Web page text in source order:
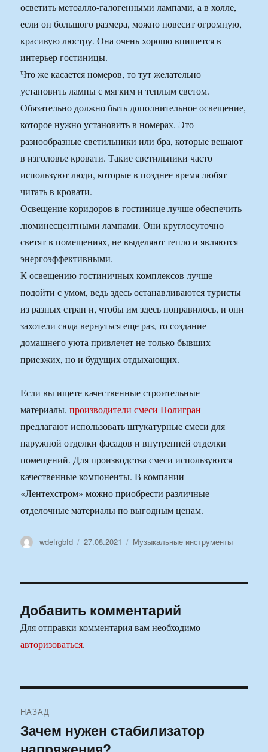
осветить метоалло-галогенными лампами, а в холле,
если он большого размера, можно повесит огромную,
красивую люстру. Она очень хорошо впишется в
интерьер гостиницы.
Что же касается номеров, то тут желательно
установить лампы с мягким и теплым светом.
Обязательно должно быть дополнительное освещение,
которое нужно установить в номерах. Это
разнообразные светильники или бра, которые вешают
в изголовье кровати. Такие светильники часто
используют люди, которые в позднее время любят
читать в кровати.
Освещение коридоров в гостинице лучше обеспечить
люминесцентными лампами. Они круглосуточно
светят в помещениях, не выделяют тепло и являются
энергоэффективными.
К освещению гостиничных комплексов лучше
подойти с умом, ведь здесь останавливаются туристы
из разных стран и, чтобы им здесь понравилось, и они
захотели сюда вернуться еще раз, то создание
домашнего уюта привлечет не только бывших
приезжих, но и будущих отдыхающих.
Если вы ищете качественные строительные
материалы,производители смеси Полигран
предлагают использовать штукатурные смеси для
наружной отделки фасадов и внутренней отделки
помещений. Для производства смеси используются
качественные компоненты. В компании
«Лентехстром» можно приобрести различные
отделочные материалы по выгодным ценам.
Автор
wdefrgbfd Опубликовано
27.08.2021 Рубрики
Музыкальные инструменты
Добавить комментарий
Для отправки комментария вам необходимо
авторизоваться.
по
НАЗАД
Предыдущая
запись:
Зачем нужен стабилизатор